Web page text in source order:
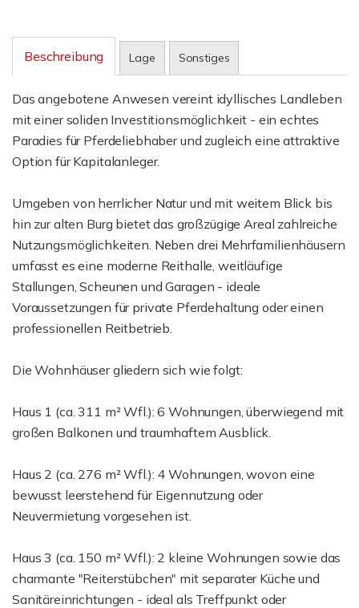
Beschreibung Lage Sonstiges
Das angebotene Anwesen vereint idyllisches Landleben
mit einer soliden Investitionsmöglichkeit - ein echtes
Paradies für Pferdeliebhaber und zugleich eine attraktive
Option für Kapitalanleger.
Umgeben von herrlicher Natur und mit weitem Blick bis
hin zur alten Burg bietet das großzügige Areal zahlreiche
Nutzungsmöglichkeiten. Neben drei Mehrfamilienhäusern
umfasst es eine moderne Reithalle, weitläufige
Stallungen, Scheunen und Garagen - ideale
Voraussetzungen für private Pferdehaltung oder einen
professionellen Reitbetrieb.
Die Wohnhäuser gliedern sich wie folgt:
Haus 1 (ca. 311 m² Wfl.): 6 Wohnungen, überwiegend mit
großen Balkonen und traumhaftem Ausblick.
Haus 2 (ca. 276 m² Wfl.): 4 Wohnungen, wovon eine
bewusst leerstehend für Eigennutzung oder
Neuvermietung vorgesehen ist.
Haus 3 (ca. 150 m² Wfl.): 2 kleine Wohnungen sowie das
charmante "Reiterstübchen" mit separater Küche und
Sanitäreinrichtungen - ideal als Treffpunkt oder